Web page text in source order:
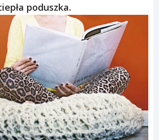
poduszka.